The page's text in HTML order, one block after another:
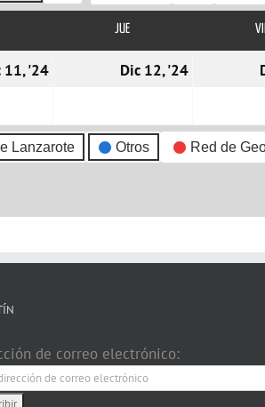
JUEJUEVES
11, '2411/12/2024Dic 12, '2412/12/
Lanzarote Otros Red de
de correo electrónico: